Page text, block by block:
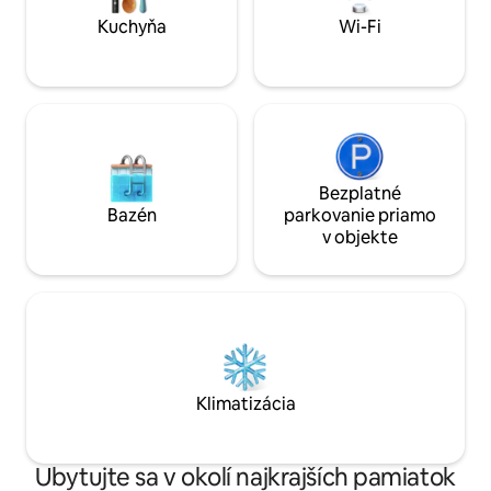
miestnosti na vás čaká
Kuchyňa Wi-Fi
Bazén
Bezplatné
parkovanie priamo
v objekte
Klimatizácia
Ubytujte sa v okolí najkrajších pamiatok